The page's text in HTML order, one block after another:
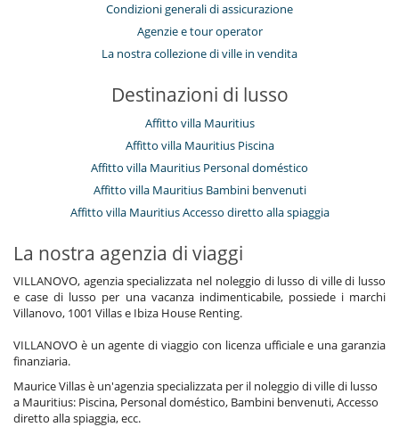
Condizioni generali di assicurazione
Agenzie e tour operator
La nostra collezione di ville in vendita
Destinazioni di lusso
Affitto villa Mauritius
Affitto villa Mauritius Piscina
Affitto villa Mauritius Personal doméstico
Affitto villa Mauritius Bambini benvenuti
Affitto villa Mauritius Accesso diretto alla spiaggia
La nostra agenzia di viaggi
VILLANOVO, agenzia specializzata nel noleggio di lusso di ville di lusso
e case di lusso per una vacanza indimenticabile, possiede i marchi
Villanovo, 1001 Villas e Ibiza House Renting.
VILLANOVO è un agente di viaggio con licenza ufficiale e una garanzia
finanziaria.
Maurice Villas è un'agenzia specializzata per il noleggio di ville di lusso
a Mauritius: Piscina, Personal doméstico, Bambini benvenuti, Accesso
diretto alla spiaggia, ecc.